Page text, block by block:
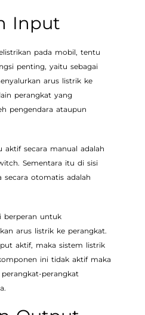
Input
pada mobil, tentu
penting, yaitu sebagai
arus listrik ke
perangkat yang
pengendara ataupun
secara manual adalah
Sementara itu di sisi
secara otomatis adalah
berperan untuk
arus listrik ke perangkat.
aktif, maka sistem listrik
ini tidak aktif maka
perangkat